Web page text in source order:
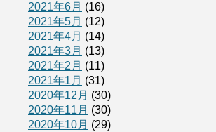
2021年6月 (16)
2021年5月 (12)
2021年4月 (14)
2021年3月 (13)
2021年2月 (11)
2021年1月 (31)
2020年12月 (30)
2020年11月 (30)
2020年10月 (29)